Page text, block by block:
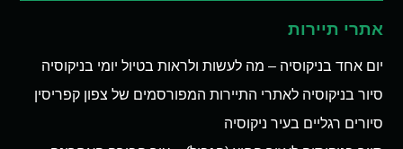
אתרי תיירות
יום אחד בניקוסיה – מה לעשות ולראות בטיול יומי בניקוסיה
סיור בניקוסיה לאתרי התיירות המפורסמים של צפון קפריסין
סיורים רגליים בעיר ניקוסיה